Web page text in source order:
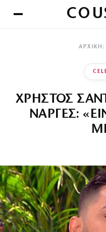
ΑΡΧΙΚΉ
ΧΡΗΣΤΟΣ
ΝΑΡΓΕΣ: